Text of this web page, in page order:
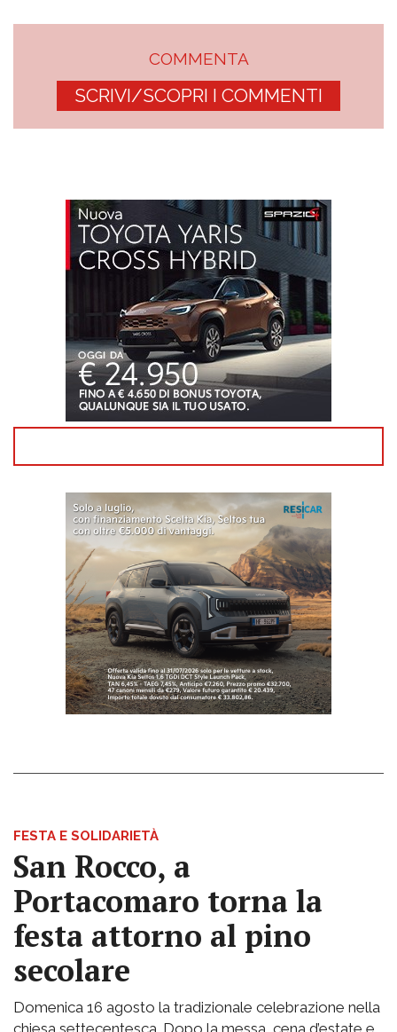
COMMENTA
SCRIVI/SCOPRI I COMMENTI
FESTA E SOLIDARIETÀ
San Rocco, a
Portacomaro torna la
festa attorno al pino
secolare
Domenica 16 agosto la tradizionale celebrazione nella
chiesa settecentesca. Dopo la messa, cena d’estate e